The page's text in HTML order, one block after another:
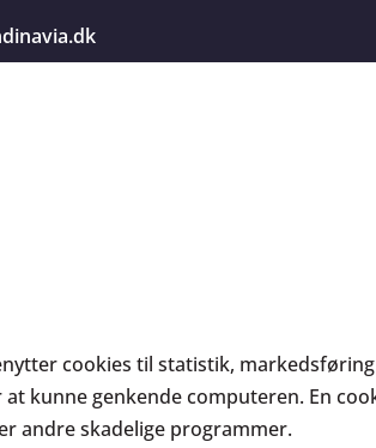
cookies til statistik,
kunne genkende computeren. En
andre skadelige programmer.